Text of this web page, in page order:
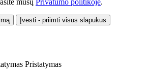
Įvesti - priimti visus slapukus
Pristatymas